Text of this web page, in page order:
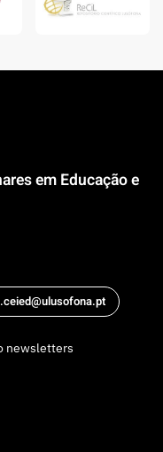
em Educação e
newsletters